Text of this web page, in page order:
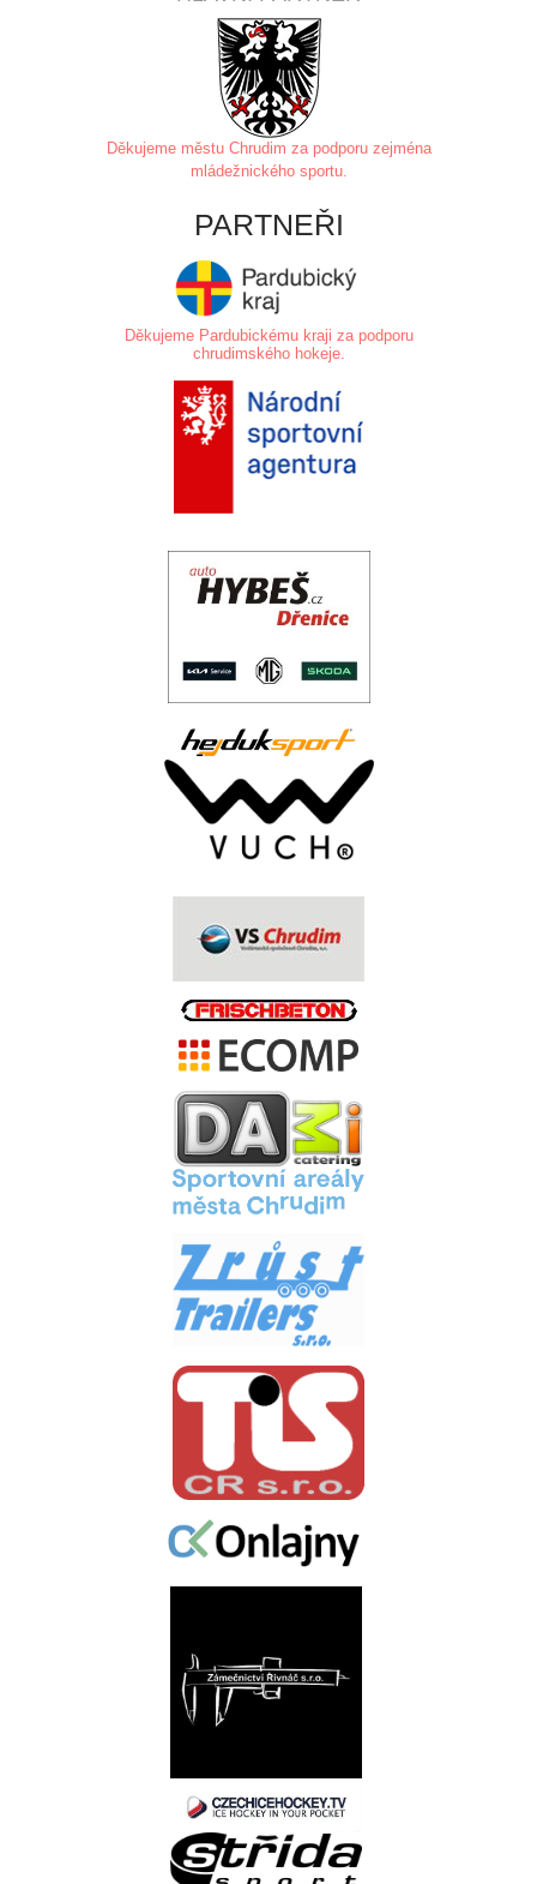
Děkujeme městu Chrudim za podporu zejména
mládežnického sportu.
PARTNEŘI
Děkujeme Pardubickému kraji za podporu
chrudimského hokeje.